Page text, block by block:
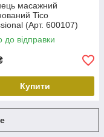
масажний
Tico
(Арт. 600107)
до відправки
Купити